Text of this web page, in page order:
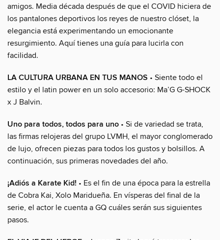
amigos. Media década después de que el COVID hiciera de
los pantalones deportivos los reyes de nuestro clóset, la
elegancia está experimentando un emocionante
resurgimiento. Aquí tienes una guía para lucirla con
facilidad.
LA CULTURA URBANA EN TUS MANOS • Siente todo el
estilo y el latin power en un solo accesorio: Ma’G G-SHOCK
x J Balvin.
Uno para todos, todos para uno • Si de variedad se trata,
las firmas relojeras del grupo LVMH, el mayor conglomerado
de lujo, ofrecen piezas para todos los gustos y bolsillos. A
continuación, sus primeras novedades del año.
¡Adiós a Karate Kid! • Es el fin de una época para la estrella
de Cobra Kai, Xolo Maridueña. En vísperas del final de la
serie, el actor le cuenta a GQ cuáles serán sus siguientes
pasos.